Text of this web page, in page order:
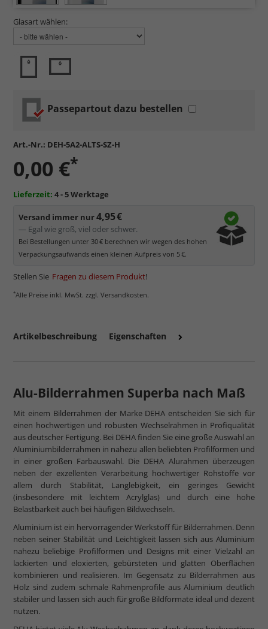
Glasart wählen:
Passepartout dazu bestellen
Art.-Nr.: DEH-5A2-ALTS-SZ-H
0,00 €*
Lieferzeit: 4 - 5 Werktage
Versand immer nur4,95 €
— Egal wie groß, viel oder schwer.
Bei Bestellungen unter 30 € berechnen wir wegen des hohen
Verpackungsaufwands einen kleinen Aufpreis von 5 €.
Stellen Sie Fragen zu diesem Produkt!
*Alle Preise inkl. MwSt. zzgl. Versandkosten.
Artikelbeschreibung Eigenschaften
Alu-Bilderrahmen Superba nach Maß
Mit einem Bilderrahmen der Marke DEHA entscheiden Sie sich für
einen hochwertigen und robusten Wechselrahmen in Profiqualität
aus deutscher Fertigung. Bei DEHA finden Sie eine große Auswahl an
Aluminiumbilderrahmen in nahezu allen beliebten Profilformen und
in einer großen Farbauswahl. Die DEHA Alurahmen überzeugen
neben der exzellenten Verarbeitung hochwertiger Rohstoffe vor
allem durch Stabilität, Langlebigkeit, ein geringes Gewicht
(insbesondere mit leichtem Acrylglas) und durch eine hohe
Belastbarkeit auch bei häufigen Bildwechseln.
Aluminium ist ein hervorragender Werkstoff für Bilderrahmen. Denn
neben seiner Stabilität und Leichtigkeit lassen sich aus Aluminium
nahezu beliebige Profilformen und Designs mit einer Vielzahl an
lackierten und eloxierten, gebürsteten und glatten Oberflächen
kombinieren und realisieren. Im Gegensatz zu Bilderrahmen aus
Holz sind zudem schmale Rahmenprofile aus Aluminium deutlich
stabiler und lassen sich auch für große Bildformate ideal und dezent
nutzen.